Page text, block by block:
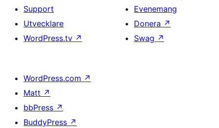
Support
Utvecklare
WordPress.tv ↗
Evenemang
Donera ↗
Swag ↗
WordPress.com ↗
Matt ↗
bbPress ↗
BuddyPress ↗